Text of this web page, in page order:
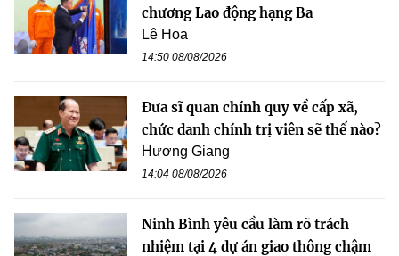
chương Lao động hạng Ba
Lê Hoa
14:50 08/08/2026
Đưa sĩ quan chính quy về cấp xã,
chức danh chính trị viên sẽ thế nào?
Hương Giang
14:04 08/08/2026
Ninh Bình yêu cầu làm rõ trách
nhiệm tại 4 dự án giao thông chậm